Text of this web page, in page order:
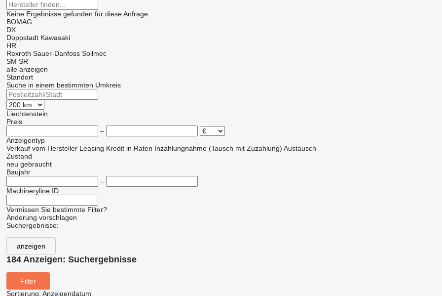
Keine Ergebnisse gefunden für diese Anfrage
BOMAG
DX
Doppstadt Kawasaki
HR
Rexroth Sauer-Danfoss Soilmec
SM SR
alle anzeigen
Standort
Suche in einem bestimmten Umkreis
Liechtenstein
Preis
–
Anzeigentyp
Verkauf vom Hersteller Leasing Kredit in Raten Inzahlungnahme (Tausch mit Zuzahlung) Austausch
Zustand
neu gebraucht
Baujahr
–
Machineryline ID
Vermissen Sie bestimmte Filter?
Änderung vorschlagen
Suchergebnisse:
-
anzeigen
184 Anzeigen: Suchergebnisse
Filter
Sortierung: Anzeigendatum